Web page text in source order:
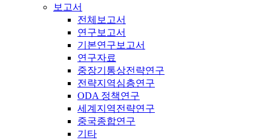
보고서
전체보고서
연구보고서
기본연구보고서
연구자료
중장기통상전략연구
전략지역심층연구
ODA 정책연구
세계지역전략연구
중국종합연구
기타